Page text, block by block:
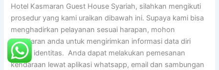
Hotel Kasmaran Guest House Syariah, silahkan mengikuti
prosedur yang kami uraikan dibawah ini. Supaya kami bisa
menghadirkan pelayanan sesuai harapan, mohon
kesadaran anda untuk mengirimkan informasi data diri
sesuai identitas. Anda dapat melakukan pemesanan
kendaraan lewat aplikasi whatsapp, email dan sambungan